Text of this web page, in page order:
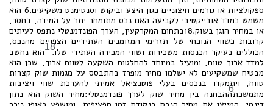
ספקולציות או גורמים חיצוניים כגון היצע וביקוש וסנטימנט משקיעים.6 הוא
משמש כמדד אובייקטיבי לקביעה האם נכס מתומחר יתר על המידה, בחסר,
או במחיר הוגן בשוק.18בתחום המקרקעין, הערך הפונדמנטלי נתפס לעיתים
קרובות כשווי הנוכחי של תזרימי המזומנים העתידיים הצפויים מהנכס,
הכוללים בעיקר הכנסות משכירות ושווי המכירה העתידי שלו.18הוא נחשב
למדד ארוך טווח, ומועיל במיוחד להחלטות השקעה לטווח ארוך, שכן הוא
מבטיח שמשקיעים לא ישלמו מחיר מופרז בהתבסס על מגמות שוק קצרות
טווח, ויתמקדו בנכסים בעלי פוטנציאל אמיתי להערכת שווי ויציבות
מתמשכת.6ההבחנה בין מחיר שוק לערך פונדמנטלי:מחיר השוק הוא נתון